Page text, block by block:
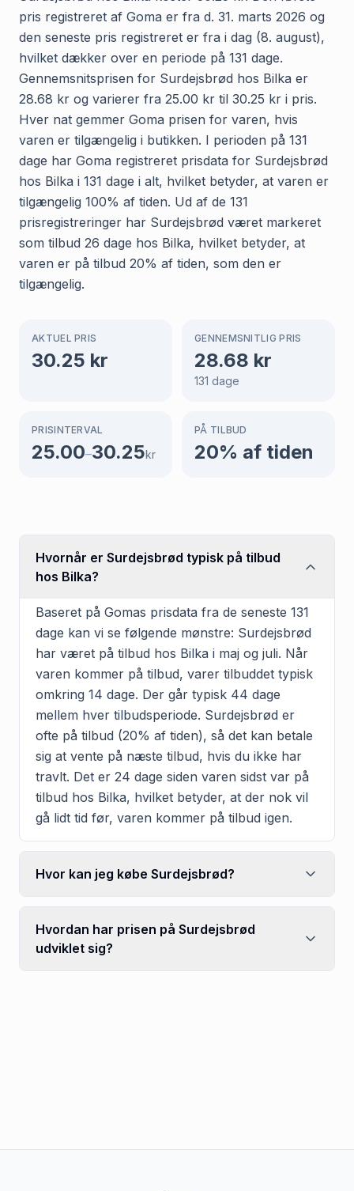
pris registreret af Goma er fra d. 31. marts 2026 og
den seneste pris registreret er fra i dag (8. august),
hvilket dækker over en periode på 131 dage.
Gennemsnitsprisen for Surdejsbrød hos Bilka er
28.68 kr og varierer fra 25.00 kr til 30.25 kr i pris.
Hver nat gemmer Goma prisen for varen, hvis
varen er tilgængelig i butikken. I perioden på 131
dage har Goma registreret prisdata for Surdejsbrød
hos Bilka i 131 dage i alt, hvilket betyder, at varen er
tilgængelig 100% af tiden. Ud af de 131
prisregistreringer har Surdejsbrød været markeret
som tilbud 26 dage hos Bilka, hvilket betyder, at
varen er på tilbud 20% af tiden, som den er
tilgængelig.
AKTUEL PRIS
30.25 kr
GENNEMSNITLIG PRIS
28.68 kr
131 dage
PRISINTERVAL
25.00–30.25kr
PÅ TILBUD
20% af tiden
Hvornår er Surdejsbrød typisk på tilbud
hos Bilka?
Baseret på Gomas prisdata fra de seneste 131
dage kan vi se følgende mønstre: Surdejsbrød
har været på tilbud hos Bilka i maj og juli. Når
varen kommer på tilbud, varer tilbuddet typisk
omkring 14 dage. Der går typisk 44 dage
mellem hver tilbudsperiode. Surdejsbrød er
ofte på tilbud (20% af tiden), så det kan betale
sig at vente på næste tilbud, hvis du ikke har
travlt. Det er 24 dage siden varen sidst var på
tilbud hos Bilka, hvilket betyder, at der nok vil
gå lidt tid før, varen kommer på tilbud igen.
Hvor kan jeg købe Surdejsbrød?
Hvordan har prisen på Surdejsbrød
udviklet sig?